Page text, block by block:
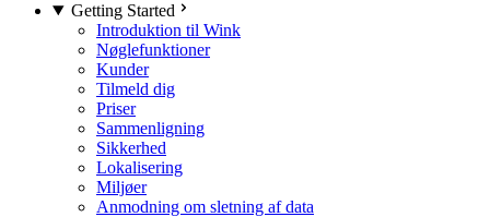
Getting Started
Introduktion til Wink
Nøglefunktioner
Kunder
Tilmeld dig
Priser
Sammenligning
Sikkerhed
Lokalisering
Miljøer
Anmodning om sletning af data